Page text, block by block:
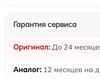
Гарантия сервиса
До 24
12 месяцев на